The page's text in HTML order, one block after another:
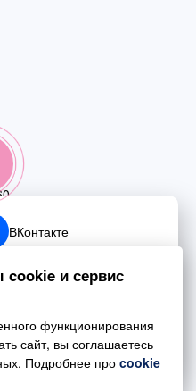
ВКонтакте
Telegram
Обратный звонок
и сервис
функционирования
сайт, вы соглашаетесь
Подробнее проcookie